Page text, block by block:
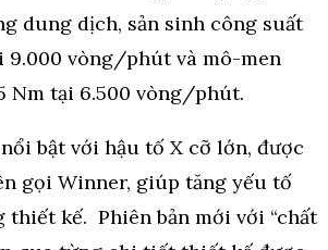
bật với hậu tố X cỡ lớn, được
gọi Winner, giúp tăng yếu tố
thiết kế. Phiên bản mới với “chất